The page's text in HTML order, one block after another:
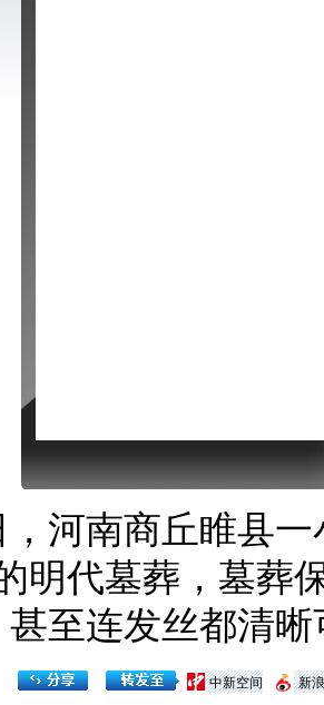
南商丘睢县一
明代墓葬，墓葬
至连发丝都清
新
中新空间